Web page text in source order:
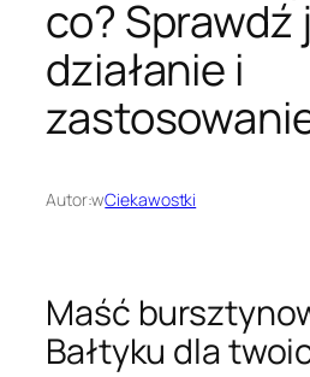
co? Sprawdź
działanie i
Autor:wCiekawostki
Maść
Bałtyku dla